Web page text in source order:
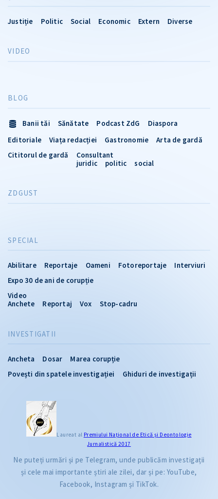
Justiție Politic Social Economic Extern Diverse
INVESTIGATII
Ancheta Dosar
Marea corupție
Povești din spatele investigației
Ghiduri de investigații
VIDEO
SPECIAL
Abilitare Reportaje Oameni Fotoreportaje
Interviuri
Expo 30 de ani de corupție
Video
Anchete
Reportaj Vox Stop-cadru
BLOG
Banii tăi Sănătate Podcast ZdG
Diaspora
Editoriale
Viața redacției Gastronomie
Arta de gardă
Cititorul de gardă
Consultant
juridic
politic social
ZDGUST
Laureat al Premiului Naţional de Etică și Deontologie
Jurnalistică 2017
Ne puteți urmări și pe Telegram, unde publicăm investigații
și cele mai importante știri ale zilei, dar și pe: YouTube,
Facebook, Instagram și TikTok.